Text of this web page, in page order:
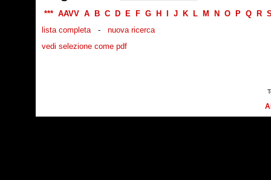
*** AAVV A B C D E F G H J K L M N O P Q R
lista completa- nuova ricerca
vedi selezione come pdf